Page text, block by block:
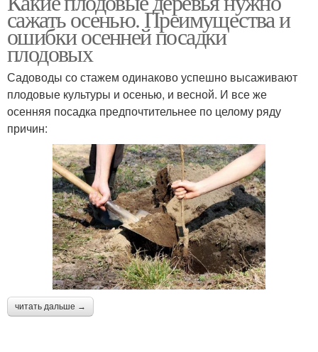
сажать осенью. Преимущества и
ошибки осенней посадки
плодовых
Садоводы со стажем одинаково успешно высаживают
плодовые культуры и осенью, и весной. И все же
осенняя посадка предпочтительнее по целому ряду
причин:
читать дальше →